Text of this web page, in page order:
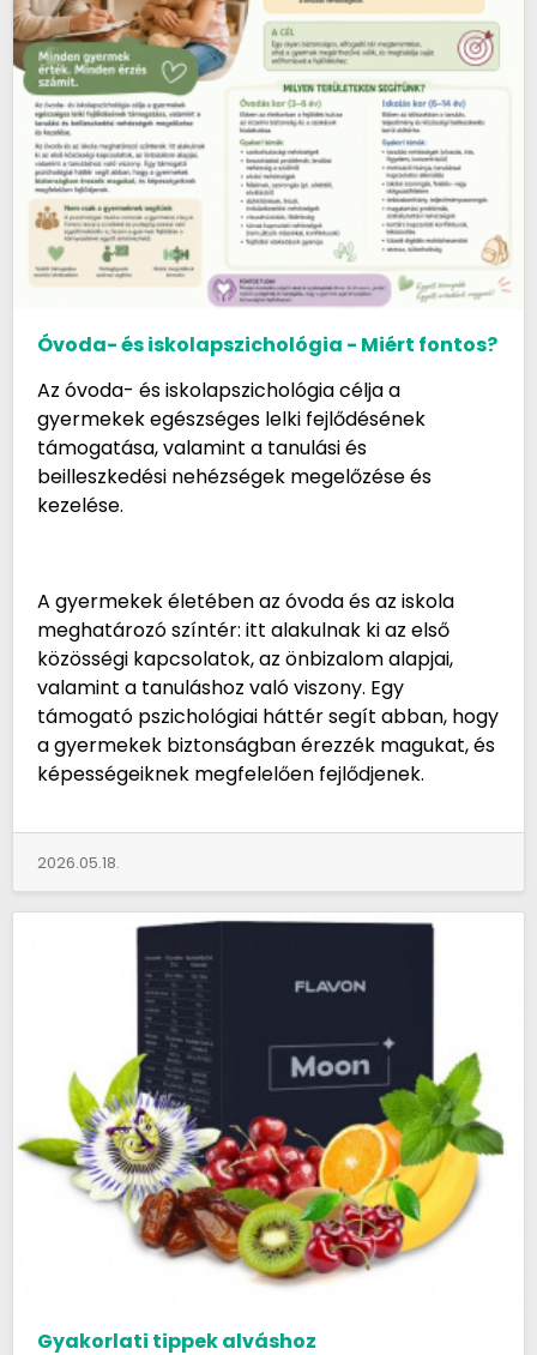
Óvoda- és iskolapszichológia - Miért fontos?
Az óvoda- és iskolapszichológia célja a
gyermekek egészséges lelki fejlődésének
támogatása, valamint a tanulási és
beilleszkedési nehézségek megelőzése és
kezelése.
A gyermekek életében az óvoda és az iskola
meghatározó színtér: itt alakulnak ki az első
közösségi kapcsolatok, az önbizalom alapjai,
valamint a tanuláshoz való viszony. Egy
támogató pszichológiai háttér segít abban, hogy
a gyermekek biztonságban érezzék magukat, és
képességeiknek megfelelően fejlődjenek.
2026.05.18.
Gyakorlati tippek alváshoz